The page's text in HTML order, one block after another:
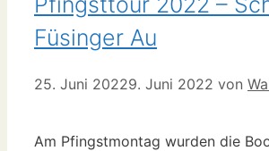
Füsinger Au
25. Juni 20229. Juni 2022 von
Am Pfingstmontag wurden die